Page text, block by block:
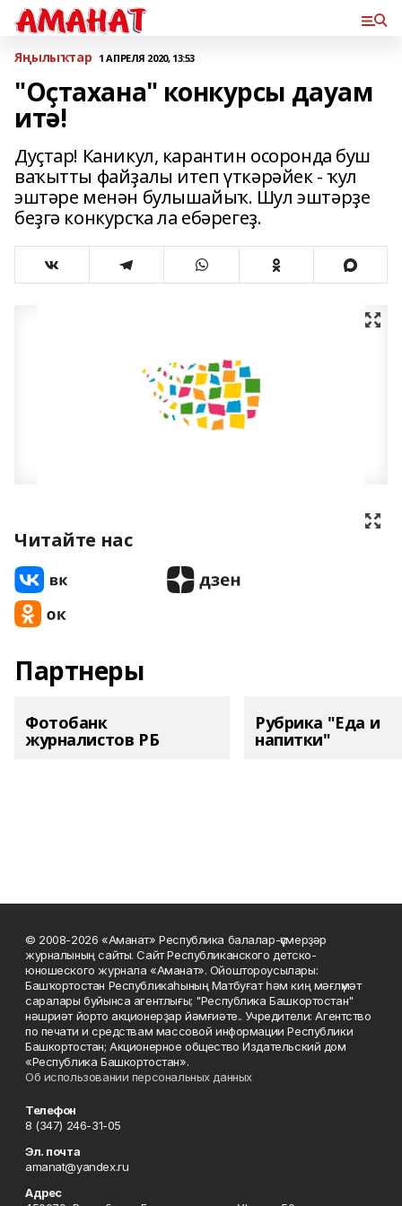
Яңылыҡтар 1 АПРЕЛЯ 2020, 13:53
"Оҫтахана" конкурсы дауам
итә!
Дуҫтар! Каникул, карантин осоронда буш
ваҡытты файҙалы итеп үткәрәйек - ҡул
эштәре менән булышайыҡ. Шул эштәрҙе
беҙгә конкурсҡа ла ебәрегеҙ.
Читайте нас
Партнеры
Фотобанк
журналистов РБ
Рубрика "Еда и
напитки"
© 2008-2026 «Аманат» Республика балалар-үҫмерҙәр
журналының сайты. Сайт Республиканского детско-
юношеского журнала «Аманат». Ойоштороусылары:
Башҡортостан Республикаһының Матбуғат һәм киң мәғлүмәт
саралары буйынса агентлығы; "Республика Башкортостан"
нәшриәт йорто акционерҙар йәмғиәте.. Учредители: Агентство
по печати и средствам массовой информации Республики
Башкортостан; Акционерное общество Издательский дом
«Республика Башкортостан».
Об использовании персональных данных
Телефон
8 (347) 246-31-05
Эл. почта
amanat@yandex.ru
Адрес